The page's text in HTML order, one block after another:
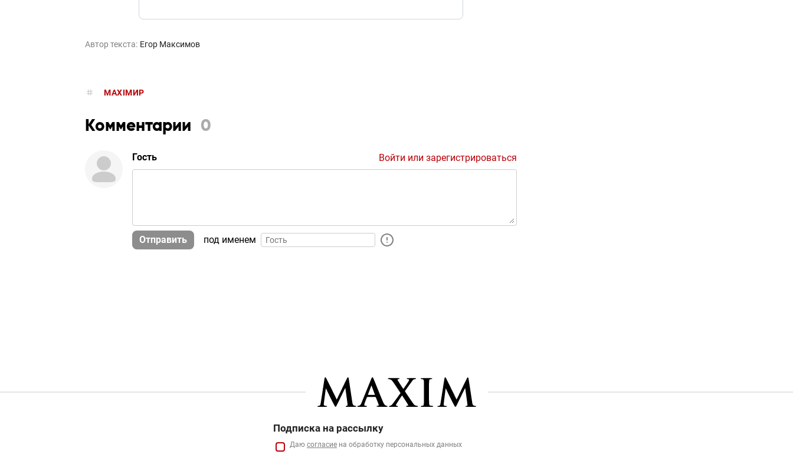
Автор текста: Егор Максимов
MAXIMИР
Комментарии 0
Гость Войти или зарегистрироваться
Отправить под именем
Подписка на рассылку
Даю согласие на обработку персональных данных